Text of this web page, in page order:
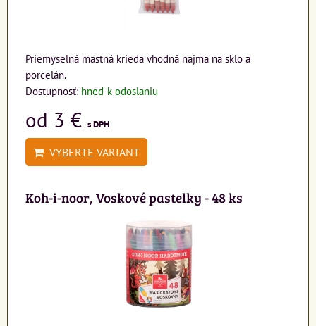
Priemyselná mastná krieda vhodná najmä na sklo a
porcelán.
Dostupnosť: hneď k odoslaniu
od 3 € s DPH
VYBERTE VARIANT
Koh-i-noor, Voskové pastelky - 48 ks